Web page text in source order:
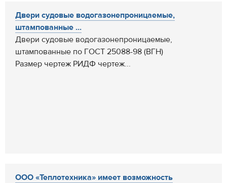
Двери судовые водогазонепроницаемые,
штампованные ...
Двери судовые водогазонепроницаемые,
штампованные по ГОСТ 25088-98 (ВГН)
Размер чертеж РИДФ чертеж...
ООО «Теплотехника» имеет возможность